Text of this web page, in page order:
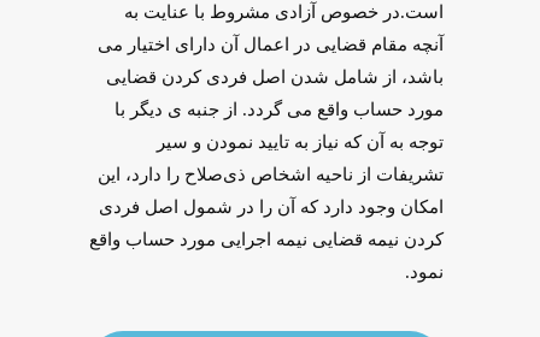
است.در خصوص آزادی مشروط با عنایت به
آنچه مقام قضایی در اعمال آن دارای اختیار می
باشد، از شامل شدن اصل فردی کردن قضایی
مورد حساب واقع می گردد. از جنبه ی دیگر با
توجه به آن که نیاز به تایید نمودن و سیر
تشریفات از ناحیه اشخاص ذی‌صلاح را دارد، این
امکان وجود دارد که آن را در شمول اصل فردی
کردن نیمه ‌قضایی نیمه اجرایی مورد حساب واقع
نمود.